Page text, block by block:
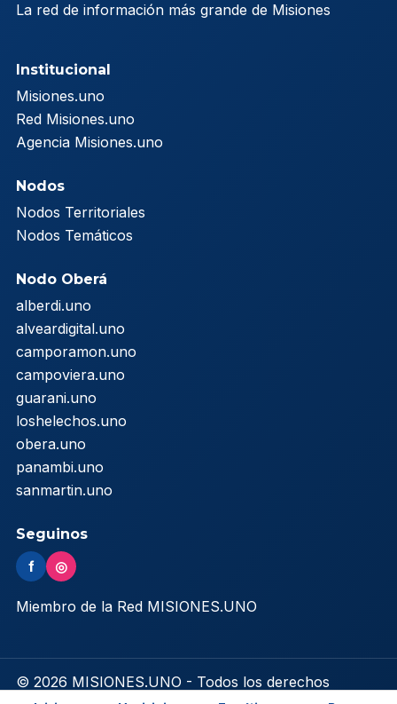
La red de información más grande de Misiones
Institucional
Misiones.uno
Red Misiones.uno
Agencia Misiones.uno
Nodos
Nodos Territoriales
Nodos Temáticos
Nodo Oberá
alberdi.uno
alveardigital.uno
camporamon.uno
campoviera.uno
guarani.uno
loshelechos.uno
obera.uno
panambi.uno
sanmartin.uno
Seguinos
f ◎
Miembro de la Red MISIONES.UNO
© 2026 MISIONES.UNO - Todos los derechos
reservados